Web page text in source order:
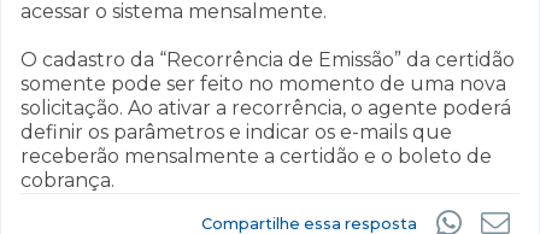
acessar o sistema mensalmente.
O cadastro da “Recorrência de Emissão” da certidão
somente pode ser feito no momento de uma nova
solicitação. Ao ativar a recorrência, o agente poderá
definir os parâmetros e indicar os e-mails que
receberão mensalmente a certidão e o boleto de
cobrança.
Compartilhe essa resposta